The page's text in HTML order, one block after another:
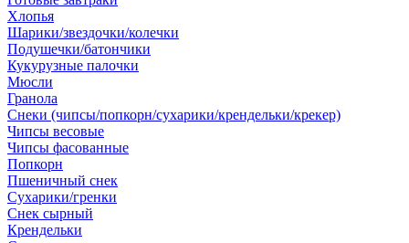
Хлопья
Шарики/звездочки/колечки
Подушечки/батончики
Кукурузные палочки
Мюсли
Гранола
Снеки (чипсы/попкорн/сухарики/крендельки/крекер)
Чипсы весовые
Чипсы фасованные
Попкорн
Пшеничный снек
Сухарики/гренки
Снек сырный
Крендельки